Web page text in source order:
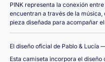
PINK representa la conexión
encuentran a través de la
pieza diseñada para acompañar
El diseño oficial de Pablo & Lucía
Esta camiseta incorpora el